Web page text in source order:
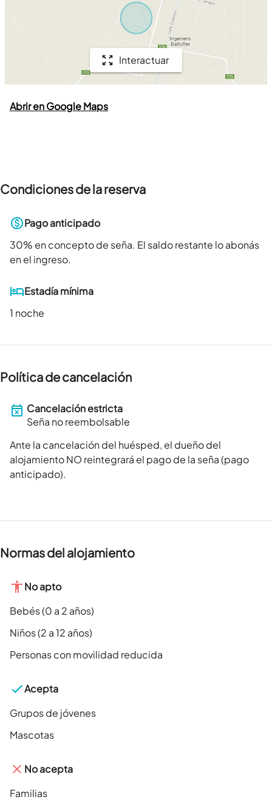
Interactuar
Abrir en Google Maps
Condiciones de la reserva
Pago anticipado
30% en concepto de seña. El saldo restante lo abonás
en el ingreso.
Estadía mínima
1 noche
Política de cancelación
Cancelación estricta
Seña no reembolsable
Ante la cancelación del huésped, el dueño del
alojamiento NO reintegrará el pago de la seña (pago
anticipado).
Normas del alojamiento
No apto
Bebés (0 a 2 años)
Niños (2 a 12 años)
Personas con movilidad reducida
Acepta
Grupos de jóvenes
Mascotas
No acepta
Familias